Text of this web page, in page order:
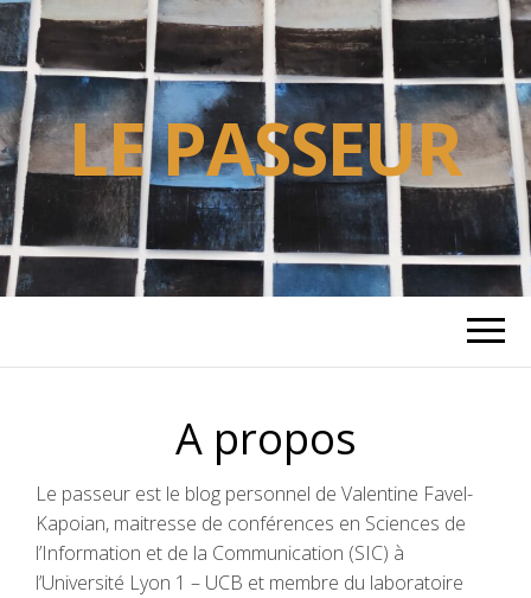
LE PASSEUR
A propos
Le passeur est le blog personnel de Valentine Favel-
Kapoian, maitresse de conférences en Sciences de
l’Information et de la Communication (SIC) à
l’Université Lyon 1 – UCB et membre du laboratoire